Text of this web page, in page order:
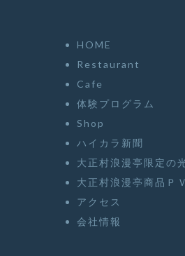
HOME
Restaurant
Cafe
体験プログラム
Shop
ハイカラ新聞
大正村浪漫亭限定の
大正村浪漫亭商品ＰＶ
アクセス
会社情報